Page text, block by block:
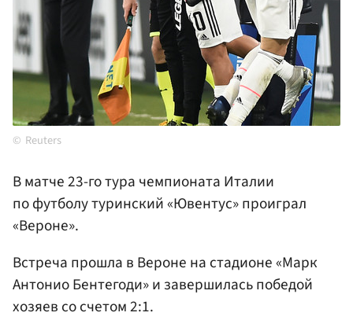
Reuters
В матче 23-го тура чемпионата Италии
по футболу туринский «Ювентус» проиграл
«Вероне».
Встреча прошла в Вероне на стадионе «Марк
Антонио Бентегоди» и завершилась победой
хозяев со счетом 2:1.